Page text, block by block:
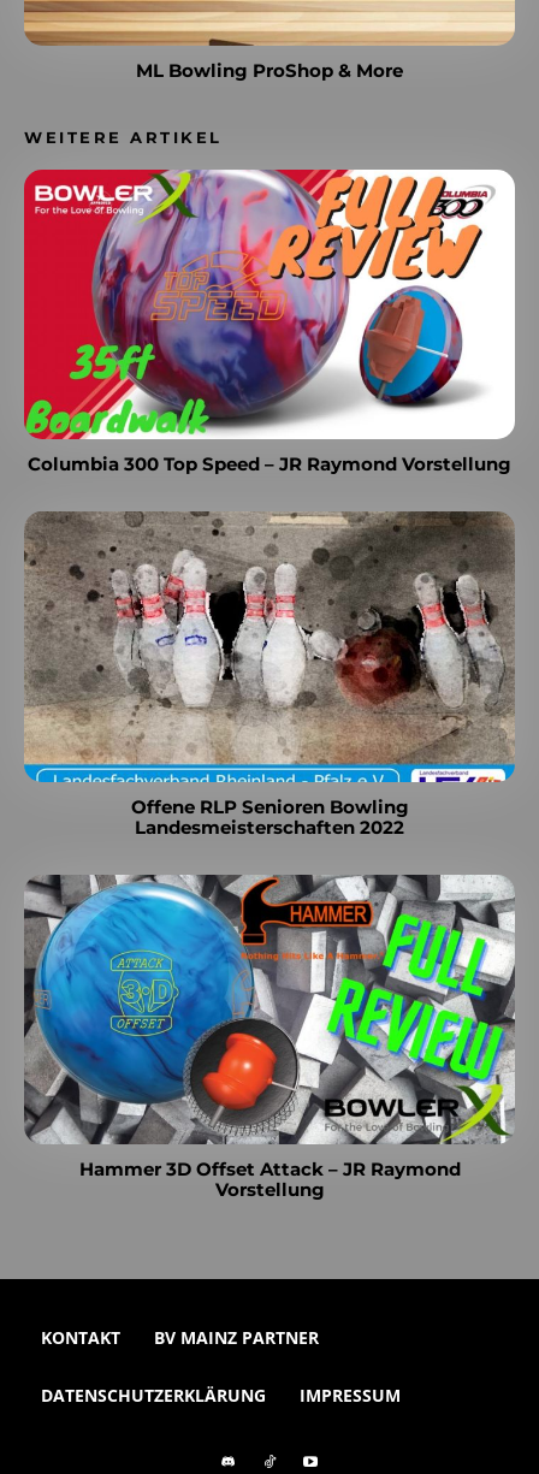
ML Bowling ProShop & More
WEITERE ARTIKEL
Columbia 300 Top Speed – JR Raymond Vorstellung
Offene RLP Senioren Bowling
Landesmeisterschaften 2022
Hammer 3D Offset Attack – JR Raymond
Vorstellung
KONTAKT BV MAINZ PARTNER
DATENSCHUTZERKLÄRUNG IMPRESSUM